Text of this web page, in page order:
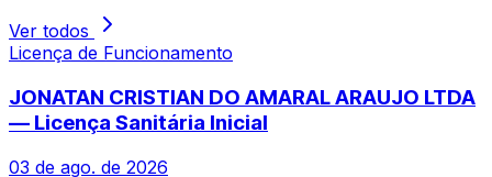
Ver todos
Licença de Funcionamento
JONATAN CRISTIAN DO AMARAL ARAUJO LTDA
— Licença Sanitária Inicial
03 de ago. de 2026